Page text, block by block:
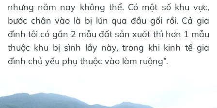
nhưng năm nay không thể. Có một số khu vực,
bước chân vào là bị lún qua đầu gối rồi. Cả gia
đình tôi có gần 2 mẫu đất sản xuất thì hơn 1 mẫu
thuộc khu bị sình lầy này, trong khi kinh tế gia
đình chủ yếu phụ thuộc vào làm ruộng”.